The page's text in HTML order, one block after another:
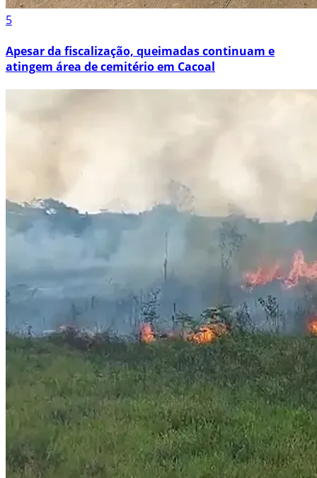
5
Apesar da fiscalização, queimadas continuam e
atingem área de cemitério em Cacoal